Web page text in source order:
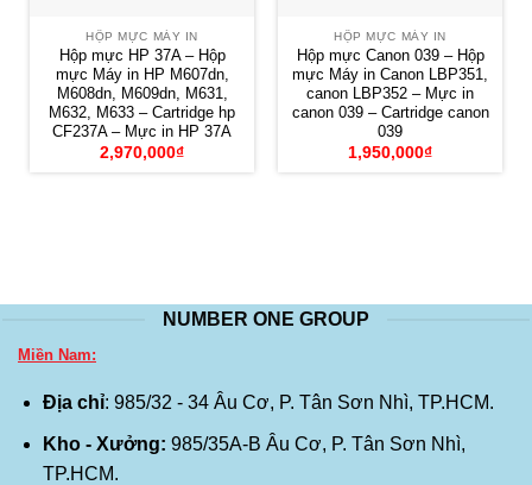
HỘP MỰC MÁY IN
Hộp mực HP 37A – Hộp
mực Máy in HP M607dn,
M608dn, M609dn, M631,
M632, M633 – Cartridge hp
CF237A – Mực in HP 37A
2,970,000₫
HỘP MỰC MÁY IN
Hộp mực Canon 039 – Hộp
mực Máy in Canon LBP351,
canon LBP352 – Mực in
canon 039 – Cartridge canon
039
1,950,000₫
NUMBER ONE GROUP
Miền Nam:
Địa chỉ: 985/32 - 34 Âu Cơ, P. Tân Sơn Nhì, TP.HCM.
Kho - Xưởng: 985/35A-B Âu Cơ, P. Tân Sơn Nhì,
TP.HCM.